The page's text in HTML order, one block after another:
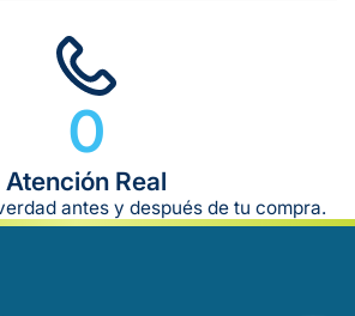
0
Atención Real
antes y después de tu compra.